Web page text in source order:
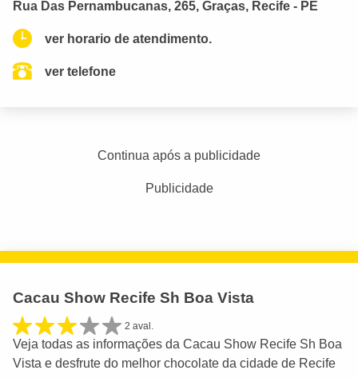
Rua Das Pernambucanas, 265, Graças, Recife - PE
ver horario de atendimento.
ver telefone
Continua após a publicidade
Publicidade
Cacau Show Recife Sh Boa Vista
2 aval.
Veja todas as informações da Cacau Show Recife Sh Boa
Vista e desfrute do melhor chocolate da cidade de Recife